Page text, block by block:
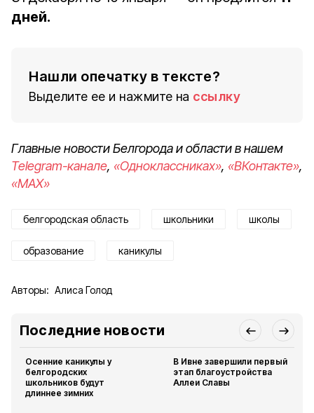
дней.
Нашли опечатку в тексте?
Выделите ее и нажмите на ссылку
Главные новости Белгорода и области в нашем
Telegram-канале, «Одноклассниках», «ВКонтакте»,
«MAX»
белгородская область школьники школы
образование каникулы
Авторы: Алиса Голод
Последние новости
Осенние каникулы у
белгородских
школьников будут
длиннее зимних
В Ивне завершили первый
этап благоустройства
Аллеи Славы